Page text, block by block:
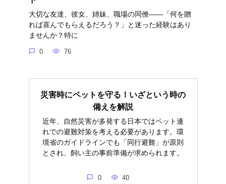
大切な友達、彼女、姉妹、職場の同僚――「何を贈
れば喜んでもらえるだろう？」と迷った経験はあり
ませんか？特に
0 76
災害時にペットを守る！いざという時の
備えを解説
近年、自然災害が多発する日本ではペット連
れでの避難対策を考える必要があります。環
境省のガイドラインでも「同行避難」が原則
とされ、飼い主の事前準備が求められます。
0 40